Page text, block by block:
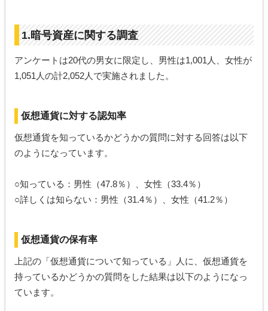
1.暗号資産に関する調査
アンケートは20代の男女に限定し、男性は1,001人、女性が
1,051人の計2,052人で実施されました。
仮想通貨に対する認知率
仮想通貨を知っているかどうかの質問に対する回答は以下
のようになっています。
○知っている：男性（47.8％）、女性（33.4％）
○詳しくは知らない：男性（31.4％）、女性（41.2％）
仮想通貨の保有率
上記の「仮想通貨について知っている」人に、仮想通貨を
持っているかどうかの質問をした結果は以下のようになっ
ています。